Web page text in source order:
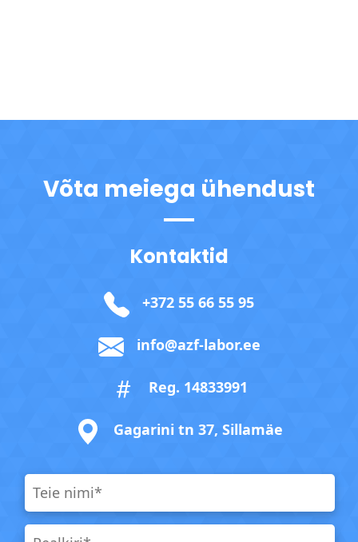
Võta meiega ühendust
Kontaktid
+372 55 66 55 95
info@azf-labor.ee
Reg. 14833991
Gagarini tn 37, Sillamäe